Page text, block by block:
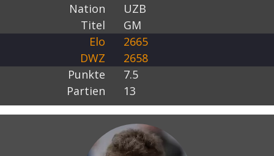
Nation
UZB
Titel
GM
Elo
2665
DWZ
2658
Punkte
7.5
Partien
13